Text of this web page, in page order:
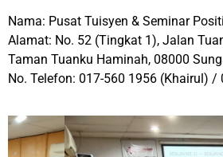
Nama: Pusat Tuisyen & Seminar
Alamat: No. 52 (Tingkat 1), Jalan
Taman Tuanku Haminah, 08000
No. Telefon: 017-560 1956 (Khairul) /